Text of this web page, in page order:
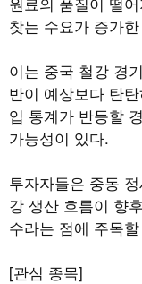
찾는 수요가 증가
이는 중국 철강 경
반이 예상보다 탄
입 통계가 반등할
가능성이 있다.
투자자들은 중동
강 생산 흐름이 향
수라는 점에 주목
[관심 종목]